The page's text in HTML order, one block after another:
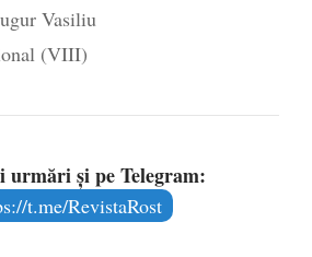
Vasiliu
(VIII)
urmări și pe Telegram:
t.me/RevistaRost